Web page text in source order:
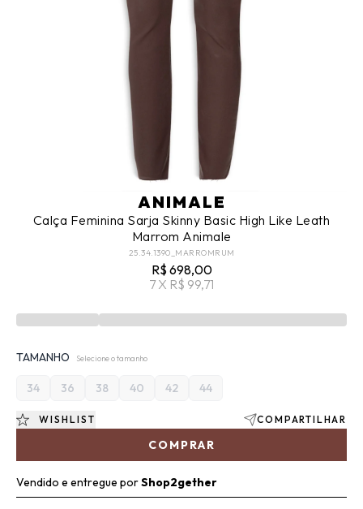
ANIMALE
Calça Feminina Sarja Skinny Basic High Like Leath
Marrom Animale
25.34.1390_MARROMRUM
R$ 698,00
7 X R$ 99,71
TAMANHO Selecione o tamanho
34 36 38 40 42 44
COMPRAR
WISHLIST COMPARTILHAR
Vendido e entregue porShop2gether